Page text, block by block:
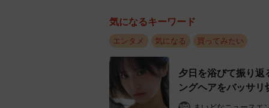
気になるキーワード
エンタメ 気になる 買ってみたい
夕日を浴びて振り
ングヘアをバッサ